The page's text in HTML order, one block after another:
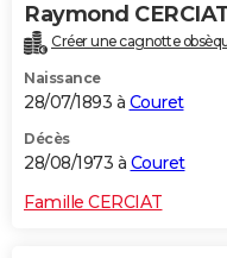
Raymond
Créer une cagnotte
Naissance
28/07/1893 à Couret
Décès
28/08/1973 à Couret
Famille CERCIAT